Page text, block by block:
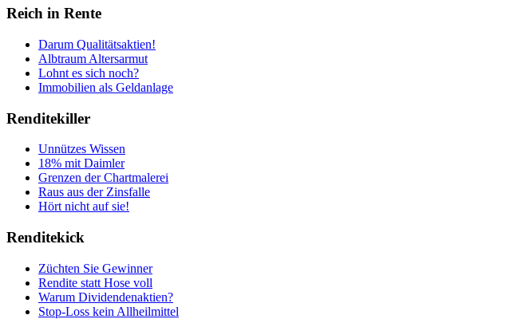
Reich in Rente
Darum Qualitätsaktien!
Albtraum Altersarmut
Lohnt es sich noch?
Immobilien als Geldanlage
Renditekiller
Unnützes Wissen
18% mit Daimler
Grenzen der Chartmalerei
Raus aus der Zinsfalle
Hört nicht auf sie!
Renditekick
Züchten Sie Gewinner
Rendite statt Hose voll
Warum Dividendenaktien?
Stop-Loss kein Allheilmittel